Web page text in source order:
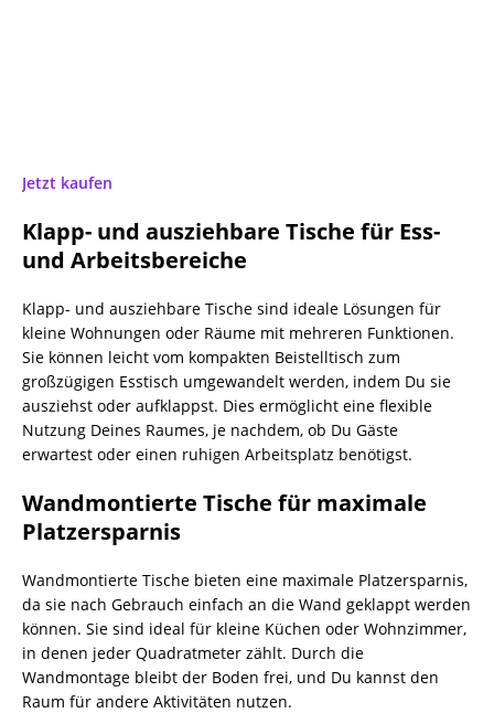
Jetzt kaufen
Klapp- und ausziehbare Tische für Ess-
und Arbeitsbereiche
Klapp- und ausziehbare Tische sind ideale Lösungen für
kleine Wohnungen oder Räume mit mehreren Funktionen.
Sie können leicht vom kompakten Beistelltisch zum
großzügigen Esstisch umgewandelt werden, indem Du sie
ausziehst oder aufklappst. Dies ermöglicht eine flexible
Nutzung Deines Raumes, je nachdem, ob Du Gäste
erwartest oder einen ruhigen Arbeitsplatz benötigst.
Wandmontierte Tische für maximale
Platzersparnis
Wandmontierte Tische bieten eine maximale Platzersparnis,
da sie nach Gebrauch einfach an die Wand geklappt werden
können. Sie sind ideal für kleine Küchen oder Wohnzimmer,
in denen jeder Quadratmeter zählt. Durch die
Wandmontage bleibt der Boden frei, und Du kannst den
Raum für andere Aktivitäten nutzen.